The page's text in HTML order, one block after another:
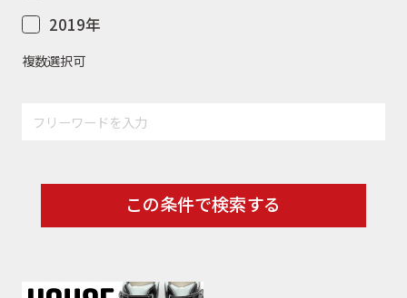
2019年
複数選択可
この条件で検索する